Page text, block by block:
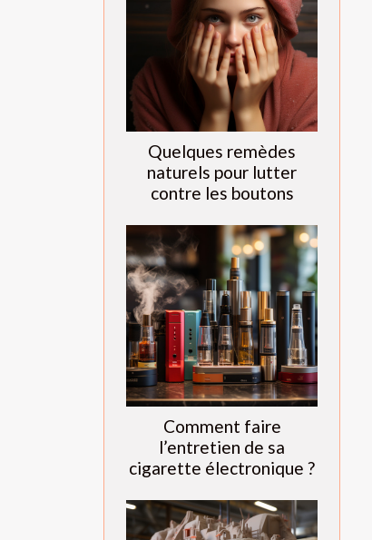
Quelques remèdes
naturels pour lutter
contre les boutons
Comment faire
l’entretien de sa
cigarette électronique ?